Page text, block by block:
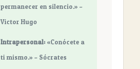
permanecer en silencio.» –
Victor Hugo
Intrapersonal:«Conócete a
ti mismo.» – Sócrates